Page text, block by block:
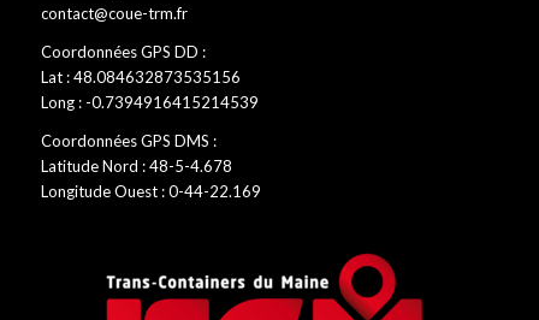
contact@coue-trm.fr
Coordonnées GPS DD :
Lat : 48.084632873535156
Long : -0.7394916415214539
Coordonnées GPS DMS :
Latitude Nord : 48-5-4.678
Longitude Ouest : 0-44-22.169